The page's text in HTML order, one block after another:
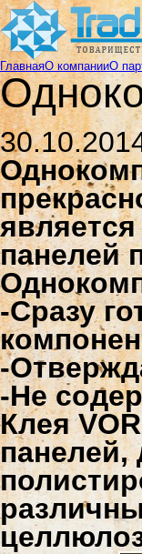
ГлавнаяО компанииО
займ на карту бесплатно
панелей
-Сразу
-
-Не
Клея
панелей,